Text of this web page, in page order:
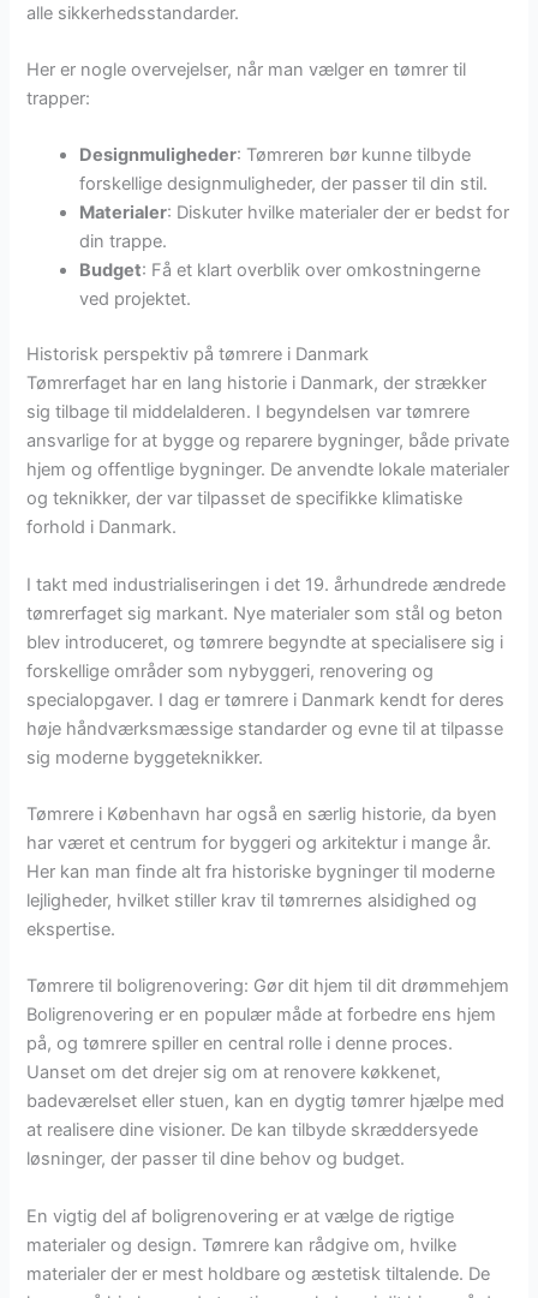
alle sikkerhedsstandarder.
Her er nogle overvejelser, når man vælger en tømrer til
trapper:
Designmuligheder: Tømreren bør kunne tilbyde
forskellige designmuligheder, der passer til din stil.
Materialer: Diskuter hvilke materialer der er bedst for
din trappe.
Budget: Få et klart overblik over omkostningerne
ved projektet.
Historisk perspektiv på tømrere i Danmark
Tømrerfaget har en lang historie i Danmark, der strækker
sig tilbage til middelalderen. I begyndelsen var tømrere
ansvarlige for at bygge og reparere bygninger, både private
hjem og offentlige bygninger. De anvendte lokale materialer
og teknikker, der var tilpasset de specifikke klimatiske
forhold i Danmark.
I takt med industrialiseringen i det 19. århundrede ændrede
tømrerfaget sig markant. Nye materialer som stål og beton
blev introduceret, og tømrere begyndte at specialisere sig i
forskellige områder som nybyggeri, renovering og
specialopgaver. I dag er tømrere i Danmark kendt for deres
høje håndværksmæssige standarder og evne til at tilpasse
sig moderne byggeteknikker.
Tømrere i København har også en særlig historie, da byen
har været et centrum for byggeri og arkitektur i mange år.
Her kan man finde alt fra historiske bygninger til moderne
lejligheder, hvilket stiller krav til tømrernes alsidighed og
ekspertise.
Tømrere til boligrenovering: Gør dit hjem til dit drømmehjem
Boligrenovering er en populær måde at forbedre ens hjem
på, og tømrere spiller en central rolle i denne proces.
Uanset om det drejer sig om at renovere køkkenet,
badeværelset eller stuen, kan en dygtig tømrer hjælpe med
at realisere dine visioner. De kan tilbyde skræddersyede
løsninger, der passer til dine behov og budget.
En vigtig del af boligrenovering er at vælge de rigtige
materialer og design. Tømrere kan rådgive om, hvilke
materialer der er mest holdbare og æstetisk tiltalende. De